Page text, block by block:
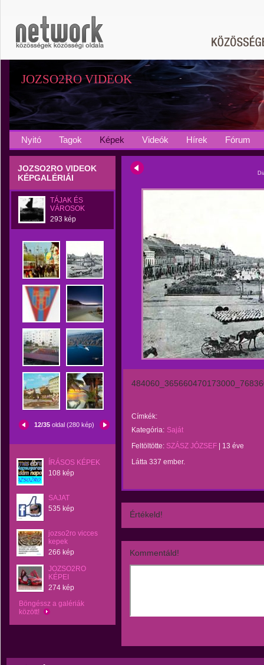
JOZSO2RO VIDEOK
Nyitó Tagok Képek Videók Hírek Fórum
JOZSO2RO VIDEOK
KÉPGALÉRIÁI
TÁJAK ÉS
VÁROSOK
293 kép
12/35 oldal (280 kép)
ÍRÁSOS KÉPEK
108 kép
SAJAT
535 kép
jozso2ro vicces
kepek
266 kép
JOZSO2RO
KÉPEI
274 kép
Böngéssz a galériák
között!
Címkék:
Kategória: Saját
Feltöltötte: SZÁSZ JÓZSEF
13 éve
Látta 337 ember.
Értékeld!
Kommentáld!